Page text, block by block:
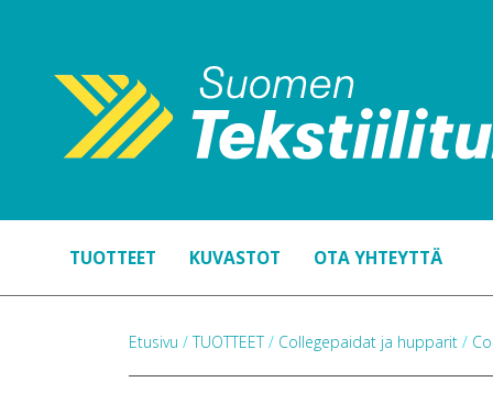
TUOTTEET KUVASTOT OTA YHTEYTTÄ
Etusivu /TUOTTEET/ Collegepaidat ja hupparit /